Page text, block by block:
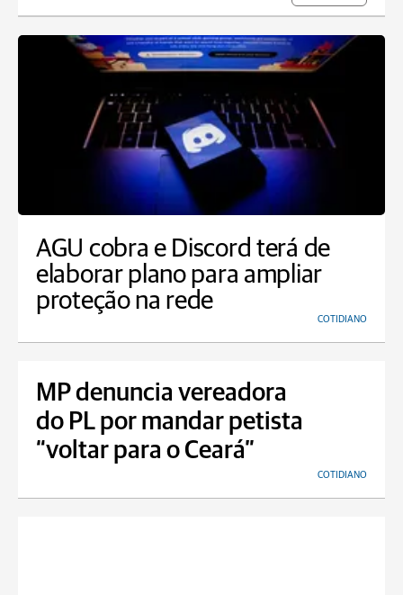
AGU cobra e Discord terá de
elaborar plano para ampliar
proteção na rede
COTIDIANO
MP denuncia vereadora
do PL por mandar petista
“voltar para o Ceará”
COTIDIANO